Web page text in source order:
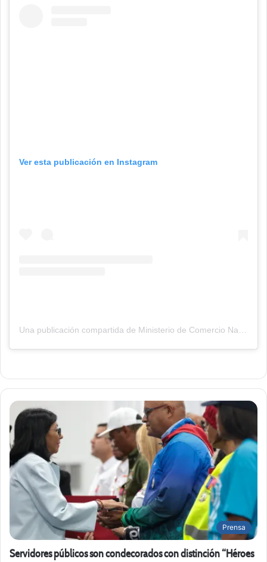
Ver esta publicación en Instagram
Prensa
Servidores públicos son condecorados con distinción “Héroes